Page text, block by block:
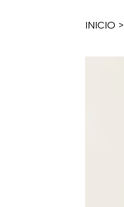
INICIO >